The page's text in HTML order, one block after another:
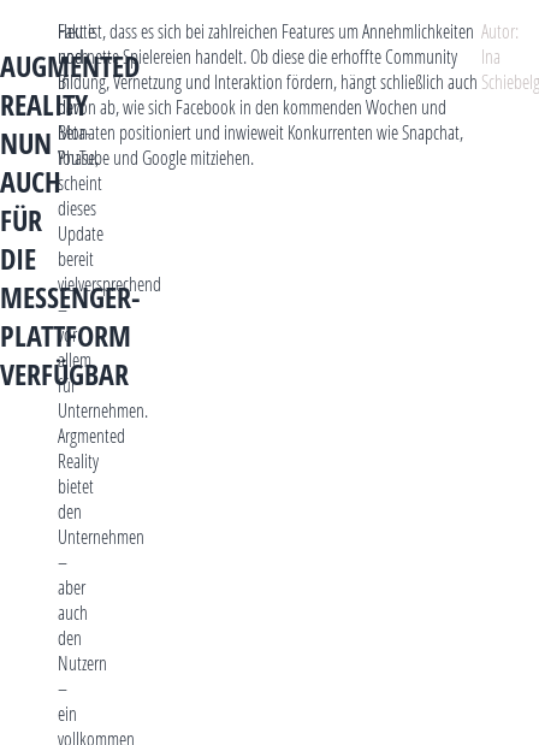
AUGMENTED
REALITY
NUN
AUCH
FÜR
DIE
MESSENGER-
PLATTFORM
VERFÜGBAR
Heute
noch
in
der
Beta-
Phase,
scheint
dieses
Update
bereit
vielversprechend
–
vor
allem
für
Unternehmen.
Argmented
Reality
bietet
den
Unternehmen
–
aber
auch
den
Nutzern
–
ein
vollkommen
Fakt ist, dass es sich bei zahlreichen Features um Annehmlichkeiten
und nette Spielereien handelt. Ob diese die erhoffte Community
Bildung, Vernetzung und Interaktion fördern, hängt schließlich auch
davon ab, wie sich Facebook in den kommenden Wochen und
Monaten positioniert und inwieweit Konkurrenten wie Snapchat,
YouTube und Google mitziehen.
Autor:
Ina